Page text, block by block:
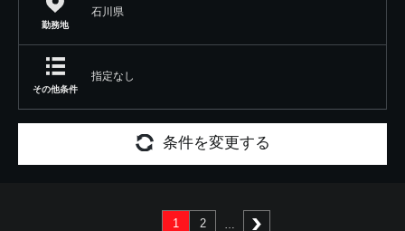
勤務地
石川県
その他条件
指定なし
条件を変更する
1 2